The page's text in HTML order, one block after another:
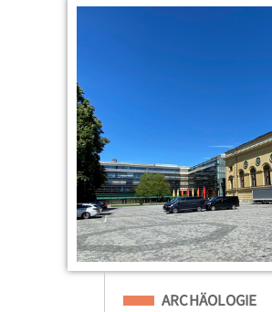
Eingeordnet unter
ARCHÄOLOGIE